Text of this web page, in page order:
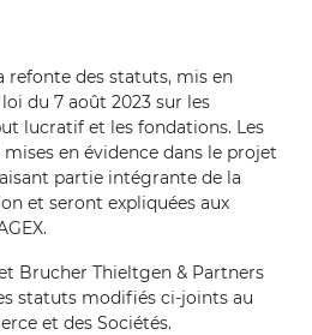
refonte des statuts, mis en
du 7 août 2023 sur les
lucratif et les fondations. Les
en évidence dans le projet
partie intégrante de la
et seront expliquées aux
Brucher Thieltgen & Partners
statuts modifiés ci-joints au
et des Sociétés.